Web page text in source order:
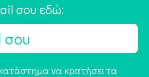
σου εδώ:
να κρατήσει τα